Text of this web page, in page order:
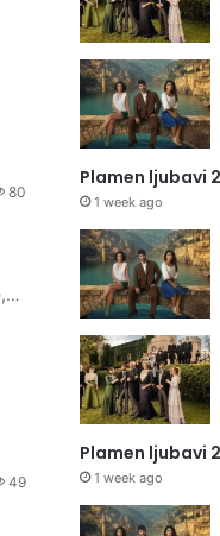
80
49
Plamen ljubavi
1 week ago
Plamen ljubavi
1 week ago